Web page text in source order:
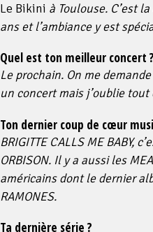
Le Bikini à Toulouse. C’est
ans et l’ambiance y est
Quel est ton meilleur concert ?
Le prochain. On me
un concert mais j’oublie
Ton dernier coup de cœur
BRIGITTE CALLS ME BABY,
ORBISON. Il y a aussi les
américains dont le dernier
RAMONES.
Ta dernière série ?